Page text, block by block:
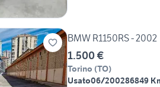
BMW R1150RS - 2002
1.500 €
Torino (TO)
Usato06/200286849